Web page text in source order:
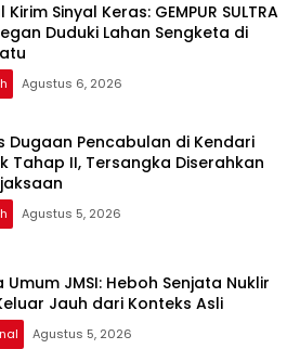
Kirim Sinyal Keras: GEMPUR SULTRA
Duduki Lahan Sengketa di
Agustus 6, 2026
Dugaan Pencabulan di Kendari
Tahap II, Tersangka Diserahkan
Agustus 5, 2026
Umum JMSI: Heboh Senjata Nuklir
Jauh dari Konteks Asli
Agustus 5, 2026